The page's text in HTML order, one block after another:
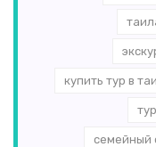
купить тур в
семейный